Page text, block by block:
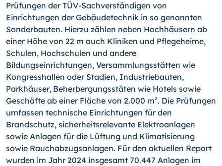
Prüfungen der TÜV-Sachverständigen von
Einrichtungen der Gebäudetechnik in so genannten
Sonderbauten. Hierzu zählen neben Hochhäusern ab
einer Höhe von 22 m auch Kliniken und Pflegeheime,
Schulen, Hochschulen und andere
Bildungseinrichtungen, Versammlungsstätten wie
Kongresshallen oder Stadien, Industriebauten,
Parkhäuser, Beherbergungsstäten wie Hotels sowie
Geschäfte ab einer Fläche von 2.000 m². Die Prüfungen
umfassen technische Einrichtungen für den
Brandschutz, sicherheitsrelevante Elektroanlagen
sowie Anlagen für die Lüftung und Klimatisierung
sowie Rauchabzugsanlagen. Für den aktuellen Report
wurden im Jahr 2024 insgesamt 70.447 Anlagen im